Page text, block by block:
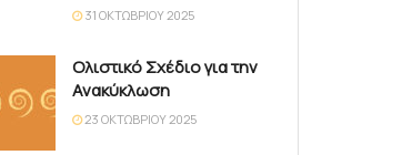
31 ΟΚΤΩΒΡΊΟΥ 2025
Ολιστικό Σχέδιο για την
Ανακύκλωση
23 ΟΚΤΩΒΡΊΟΥ 2025